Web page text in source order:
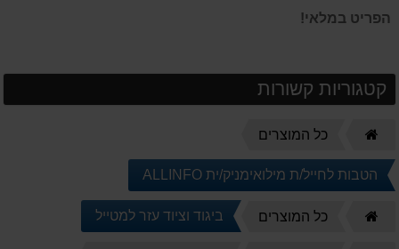
הפריט במלאי!
קטגוריות קשורות
כל המוצרים
הטבות לחייל/ת מילואימניק/ית ALLINFO
כל המוצרים ביגוד וציוד עזר למטייל